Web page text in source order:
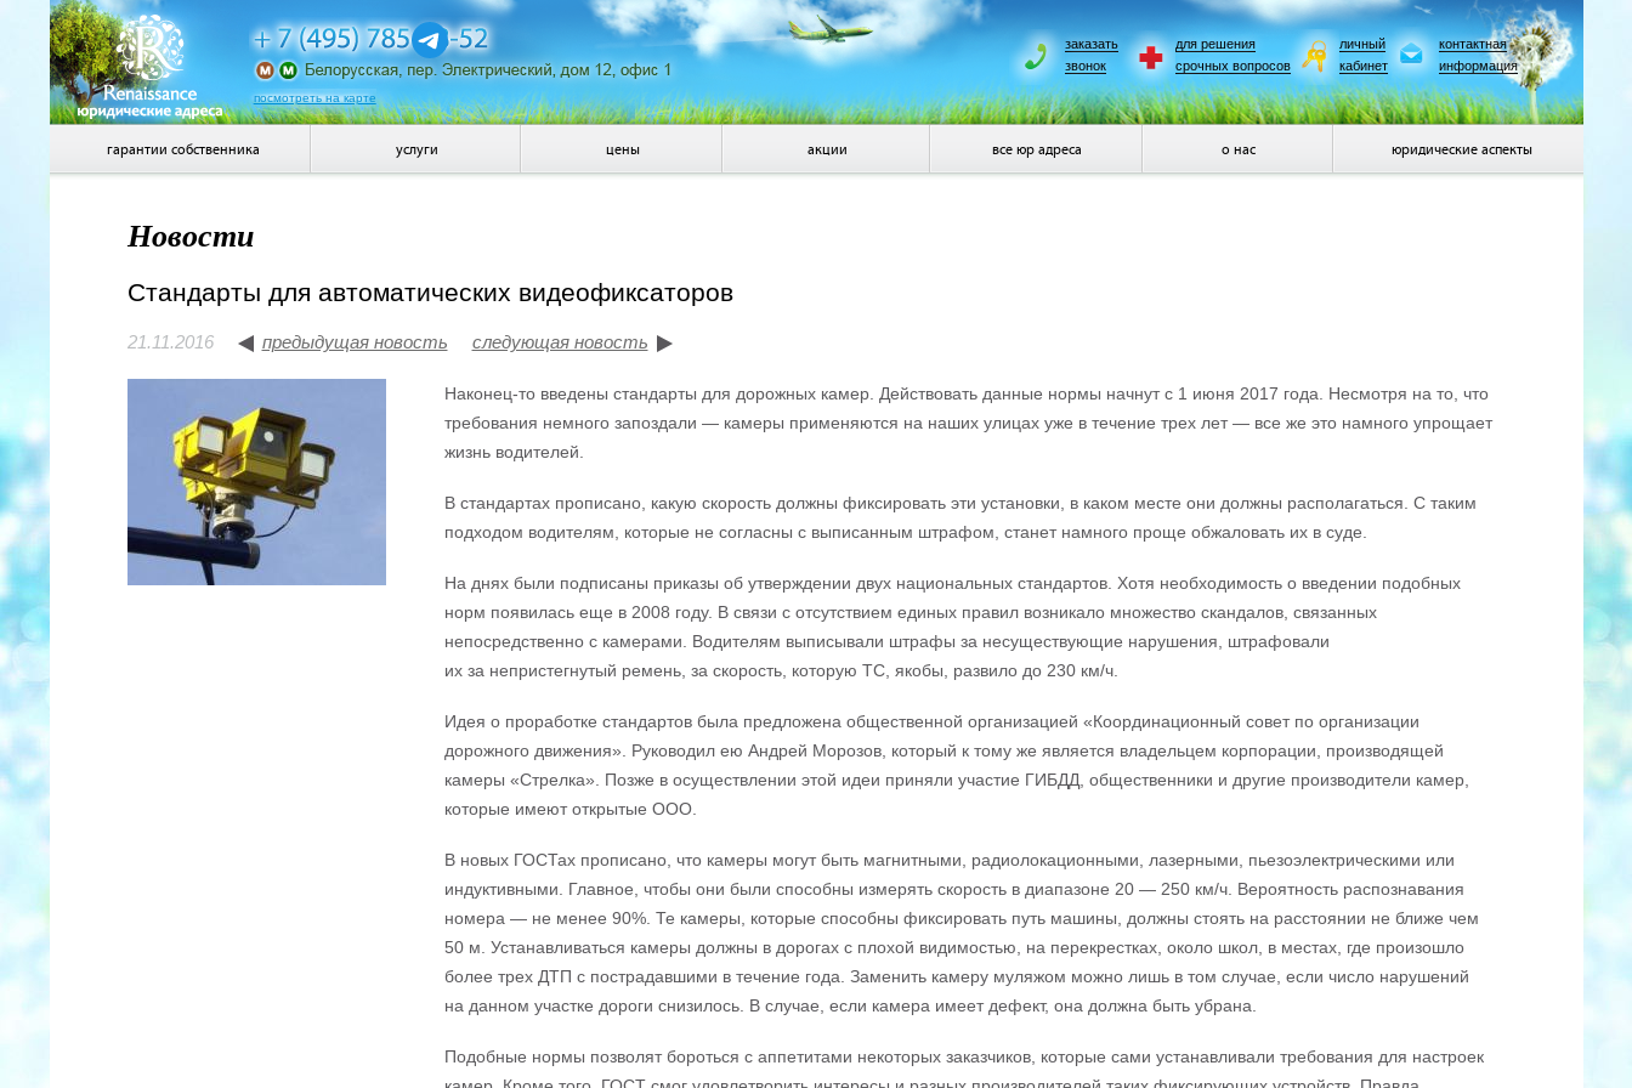
посмотреть на карте
заказать
звонок
для решения
срочных вопросов
личный
кабинет
контактная
информация
гарантии собственника услуги цены акции все юр адреса о нас юридические аспекты
Новости
Стандарты для автоматических видеофиксаторов
21.11.2016 предыдущая новость следующая новость
Наконец-то введены стандарты для дорожных камер. Действовать данные нормы начнут с 1 июня 2017 года. Несмотря на то, что
требования немного запоздали — камеры применяются на наших улицах уже в течение трех лет — все же это намного упрощает
жизнь водителей.
В стандартах прописано, какую скорость должны фиксировать эти установки, в каком месте они должны располагаться. С таким
подходом водителям, которые не согласны с выписанным штрафом, станет намного проще обжаловать их в суде.
На днях были подписаны приказы об утверждении двух национальных стандартов. Хотя необходимость о введении подобных
норм появилась еще в 2008 году. В связи с отсутствием единых правил возникало множество скандалов, связанных
непосредственно с камерами. Водителям выписывали штрафы за несуществующие нарушения, штрафовали
их за непристегнутый ремень, за скорость, которую ТС, якобы, развило до 230 км/ч.
Идея о проработке стандартов была предложена общественной организацией «Координационный совет по организации
дорожного движения». Руководил ею Андрей Морозов, который к тому же является владельцем корпорации, производящей
камеры «Стрелка». Позже в осуществлении этой идеи приняли участие ГИБДД, общественники и другие производители камер,
которые имеют открытые ООО.
В новых ГОСТах прописано, что камеры могут быть магнитными, радиолокационными, лазерными, пьезоэлектрическими или
индуктивными. Главное, чтобы они были способны измерять скорость в диапазоне 20 — 250 км/ч. Вероятность распознавания
номера — не менее 90%. Те камеры, которые способны фиксировать путь машины, должны стоять на расстоянии не ближе чем
50 м. Устанавливаться камеры должны в дорогах с плохой видимостью, на перекрестках, около школ, в местах, где произошло
более трех ДТП с пострадавшими в течение года. Заменить камеру муляжом можно лишь в том случае, если число нарушений
на данном участке дороги снизилось. В случае, если камера имеет дефект, она должна быть убрана.
Подобные нормы позволят бороться с аппетитами некоторых заказчиков, которые сами устанавливали требования для настроек